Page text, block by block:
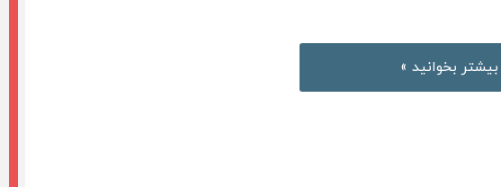
برگزاری
آزمون
بیشتر بخوانید »